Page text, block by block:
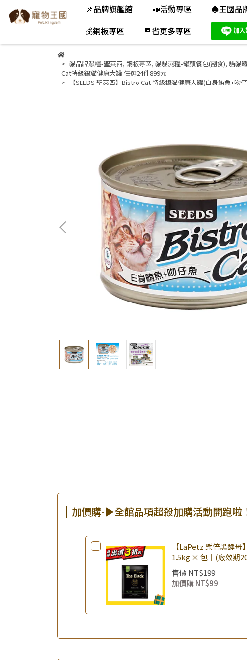
📌品牌旗艦館 📣活動專區 ♠王國品
💰銅板專區
📆省更多專區
貓品牌濕糧-聖萊西, 銅板專區, 貓貓濕糧-罐頭餐包(副食), 貓貓
Cat特級銀貓健康大罐 任選24件899元
【SEEDS 聖萊西】Bistro Cat 特級銀貓健康大罐(白身鮪魚+
加價購-▶全館品項超殺加購活動開跑啦
【LaPetz 樂倍黑酵母
1.5kg × 包｜(廠效期
飼料 幼犬飼料 無穀配
售價NT$199
加價購NT$99